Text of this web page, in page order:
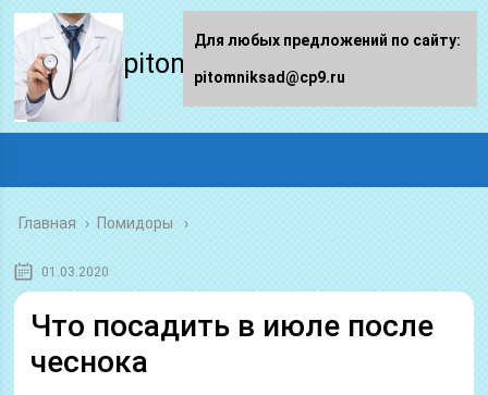
pitomniksad.ru
Главная › Помидоры
01.03.2020
Что посадить в июле после
чеснока
Для любых предложений по сайту:
pitomniksad@cp9.ru